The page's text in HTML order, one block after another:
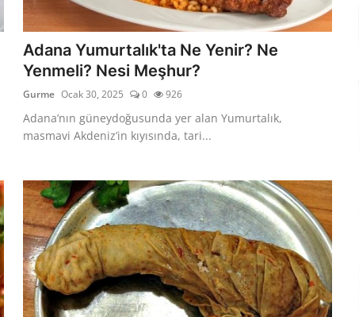
Adana Yumurtalık'ta Ne Yenir? Ne
Yenmeli? Nesi Meşhur?
Gurme Ocak 30, 2025 0 926
Adana’nın güneydoğusunda yer alan Yumurtalık,
masmavi Akdeniz’in kıyısında, tari...